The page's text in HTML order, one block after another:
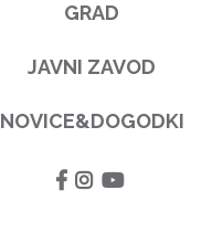
GRAD
JAVNI ZAVOD
NOVICE&DOGODKI